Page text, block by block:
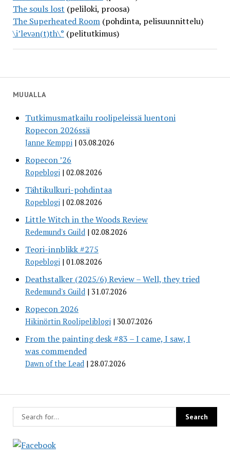
MUUALLA
Tutkimusmatkailu roolipeleissä luentoni
Ropecon 2026ssä
Janne Kemppi 03.08.2026
Ropecon ’26
Ropeblogi 02.08.2026
Tähtikulkuri-pohdintaa
Ropeblogi 02.08.2026
Little Witch in the Woods Review
Redemund's Guild 02.08.2026
Teori-innblikk #275
Ropeblogi 01.08.2026
Deathstalker (2025/6) Review – Well, they tried
Redemund's Guild 31.07.2026
Ropecon 2026
Hikinörtin Roolipeliblogi 30.07.2026
From the painting desk #83 – I came, I saw, I
was commended
Dawn of the Lead 28.07.2026
The souls lost (peliloki, proosa)
The Superheated Room(pohdinta, pelisuunnittelu)
\i’levən(t)th\° (pelitutkimus)